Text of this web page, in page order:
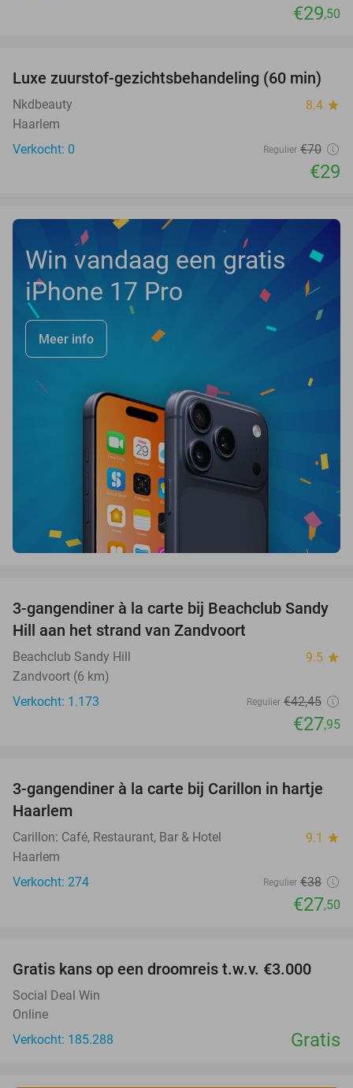
€29,50
59%
TODAY
Luxe zuurstof-gezichtsbehandeling (60 min)
Nkdbeauty 8.4 star
Haarlem
Verkocht: 0
Regulier €70
€29
Win vandaag een gratis
iPhone 17 Pro
Meer info
34%
3-gangendiner à la carte bij Beachclub Sandy
Hill aan het strand van Zandvoort
Beachclub Sandy Hill 9.5 star
Zandvoort (6 km)
Verkocht: 1.173
Regulier €42,45
€27,95
28%
3-gangendiner à la carte bij Carillon in hartje
Haarlem
Carillon: Café, Restaurant, Bar & Hotel 9.1 star
Haarlem
Verkocht: 274
Regulier €38
€27,50
Gratis kans op een droomreis t.w.v. €3.000
Social Deal Win
Online
Verkocht: 185.288
Gratis